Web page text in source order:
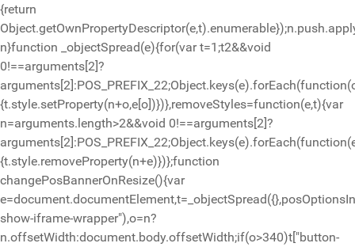
{return
n}function _objectSpread(e){for(var t=1;t2&&void
0!==arguments[2]?
{t.style.setProperty(n+o,e[o])})},removeStyles=function(e,t){var
n=arguments.length>2&&void 0!==arguments[2]?
{t.style.removeProperty(n+e)})};function
changePosBannerOnResize(){var
show-iframe-wrapper"),o=n?
n.offsetWidth:document.body.offsetWidth;if(o>340)t["button-